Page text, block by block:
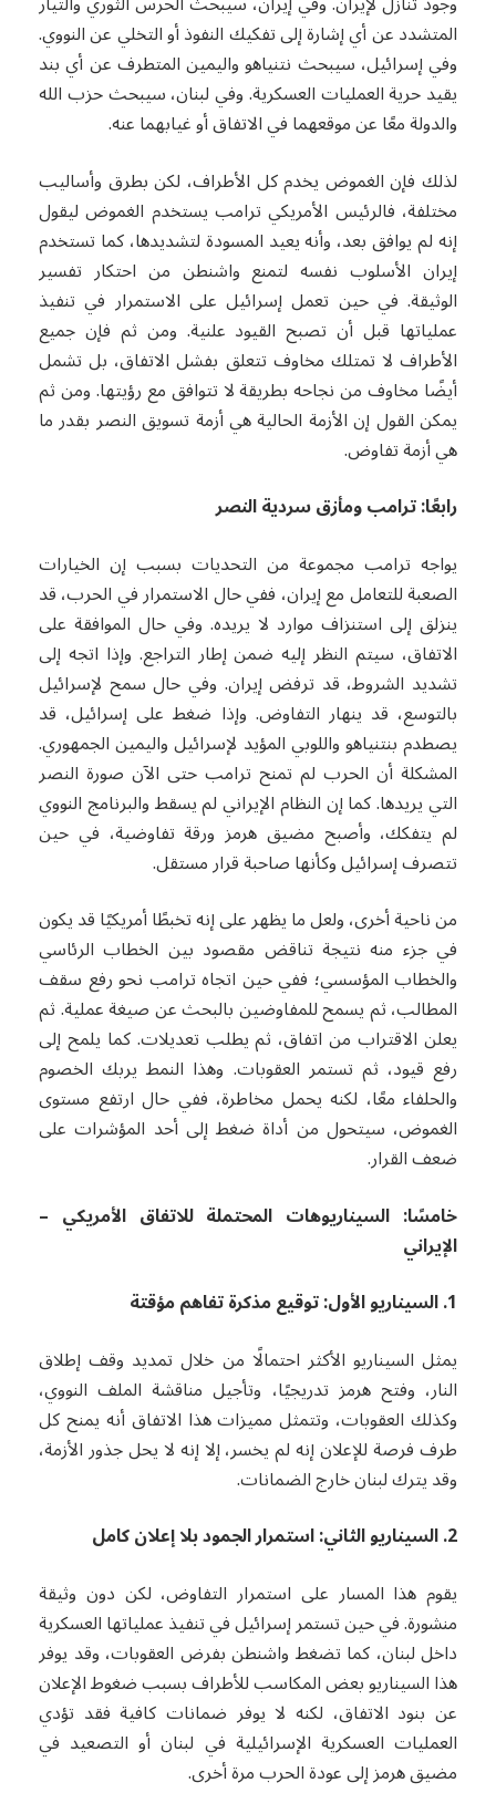
المتشدد عن أي إشارة إلى تفكيك النفوذ أو التخلي عن النووي.
وفي إسرائيل، سيبحث نتنياهو واليمين المتطرف عن أي بند
يقيد حرية العمليات العسكرية. وفي لبنان، سيبحث حزب الله
والدولة معًا عن موقعهما في الاتفاق أو غيابهما عنه.
لذلك فإن الغموض يخدم كل الأطراف، لكن بطرق وأساليب
مختلفة، فالرئيس الأمريكي ترامب يستخدم الغموض ليقول
إنه لم يوافق بعد، وأنه يعيد المسودة لتشديدها، كما تستخدم
إيران الأسلوب نفسه لتمنع واشنطن من احتكار تفسير
الوثيقة. في حين تعمل إسرائيل على الاستمرار في تنفيذ
عملياتها قبل أن تصبح القيود علنية. ومن ثم فإن جميع
الأطراف لا تمتلك مخاوف تتعلق بفشل الاتفاق، بل تشمل
أيضًا مخاوف من نجاحه بطريقة لا تتوافق مع رؤيتها. ومن ثم
يمكن القول إن الأزمة الحالية هي أزمة تسويق النصر بقدر ما
هي أزمة تفاوض.
رابعًا: ترامب ومأزق سردية النصر
يواجه ترامب مجموعة من التحديات بسبب إن الخيارات
الصعبة للتعامل مع إيران، ففي حال الاستمرار في الحرب، قد
ينزلق إلى استنزاف موارد لا يريده. وفي حال الموافقة على
الاتفاق، سيتم النظر إليه ضمن إطار التراجع. وإذا اتجه إلى
تشديد الشروط، قد ترفض إيران. وفي حال سمح لإسرائيل
بالتوسع، قد ينهار التفاوض. وإذا ضغط على إسرائيل، قد
يصطدم بنتنياهو واللوبي المؤيد لإسرائيل واليمين الجمهوري.
المشكلة أن الحرب لم تمنح ترامب حتى الآن صورة النصر
التي يريدها. كما إن النظام الإيراني لم يسقط والبرنامج النووي
لم يتفكك، وأصبح مضيق هرمز ورقة تفاوضية، في حين
تتصرف إسرائيل وكأنها صاحبة قرار مستقل.
من ناحية أخرى، ولعل ما يظهر على إنه تخبطًا أمريكيًا قد يكون
في جزء منه نتيجة تناقض مقصود بين الخطاب الرئاسي
والخطاب المؤسسي؛ ففي حين اتجاه ترامب نحو رفع سقف
المطالب، ثم يسمح للمفاوضين بالبحث عن صيغة عملية. ثم
يعلن الاقتراب من اتفاق، ثم يطلب تعديلات. كما يلمح إلى
رفع قيود، ثم تستمر العقوبات. وهذا النمط يربك الخصوم
والحلفاء معًا، لكنه يحمل مخاطرة، ففي حال ارتفع مستوى
الغموض، سيتحول من أداة ضغط إلى أحد المؤشرات على
ضعف القرار.
خامسًا: السيناريوهات المحتملة للاتفاق الأمريكي –
الإيراني
1. السيناريو الأول: توقيع مذكرة تفاهم مؤقتة
يمثل السيناريو الأكثر احتمالًا من خلال تمديد وقف إطلاق
النار، وفتح هرمز تدريجيًا، وتأجيل مناقشة الملف النووي،
وكذلك العقوبات، وتتمثل مميزات هذا الاتفاق أنه يمنح كل
طرف فرصة للإعلان إنه لم يخسر، إلا إنه لا يحل جذور الأزمة،
وقد يترك لبنان خارج الضمانات.
2. السيناريو الثاني: استمرار الجمود بلا إعلان كامل
يقوم هذا المسار على استمرار التفاوض، لكن دون وثيقة
منشورة. في حين تستمر إسرائيل في تنفيذ عملياتها العسكرية
داخل لبنان، كما تضغط واشنطن بفرض العقوبات، وقد يوفر
هذا السيناريو بعض المكاسب للأطراف بسبب ضغوط الإعلان
عن بنود الاتفاق، لكنه لا يوفر ضمانات كافية فقد تؤدي
العمليات العسكرية الإسرائيلية في لبنان أو التصعيد في
مضيق هرمز إلى عودة الحرب مرة أخرى.